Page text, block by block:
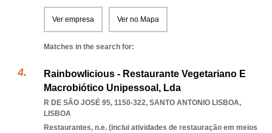
Ver empresa Ver no Mapa
Matches in the search for:
Rainbowlicious - Restaurante Vegetariano E
Macrobiótico Unipessoal, Lda
R DE SÃO JOSÉ 95, 1150-322, SANTO ANTONIO LISBOA,
LISBOA
Restaurantes, n.e. (inclui atividades de restauração em meios